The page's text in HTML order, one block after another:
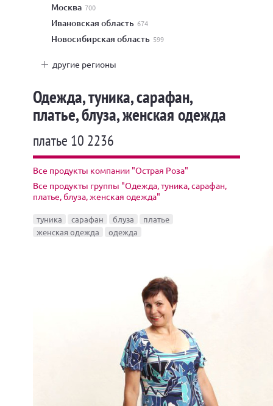
Москва 700
Ивановская область 674
Новосибирская область 599
другие регионы
Одежда, туника, сарафан,
платье, блуза, женская одежда
платье 10 2236
Все продукты компании "Острая Роза"
Все продукты группы "Одежда, туника, сарафан,
платье, блуза, женская одежда"
туника сарафан блуза
платье
женская одежда
одежда